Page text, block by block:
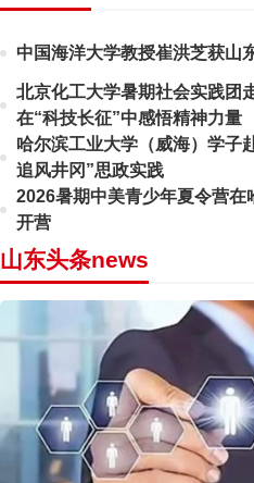
中国海洋大学教授崔洪芝获山
北京化工大学暑期社会实践团
在“科技长征”中感悟精神力量
哈尔滨工业大学（威海）学子
追风井冈”思政实践
2026暑期中美青少年夏令营在
开营
山东头条news